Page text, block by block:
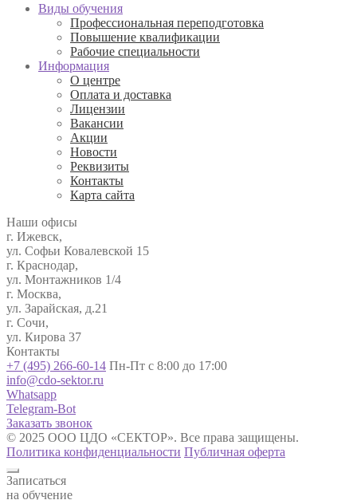
Виды обучения
Профессиональная переподготовка
Повышение квалификации
Рабочие специальности
Информация
О центре
Оплата и доставка
Лицензии
Вакансии
Акции
Новости
Реквизиты
Контакты
Карта сайта
Наши офисы
г. Ижевск,
ул. Софьи Ковалевской 15
г. Краснодар,
ул. Монтажников 1/4
г. Москва,
ул. Зарайская, д.21
г. Сочи,
ул. Кирова 37
Контакты
+7 (495) 266-60-14 Пн-Пт с 8:00 до 17:00
info@cdo-sektor.ru
Whatsapp
Telegram-Bot
Заказать звонок
© 2025 ООО ЦДО «СЕКТОР». Все права защищены.
Политика конфиденциальности Публичная оферта
Записаться
на обучение